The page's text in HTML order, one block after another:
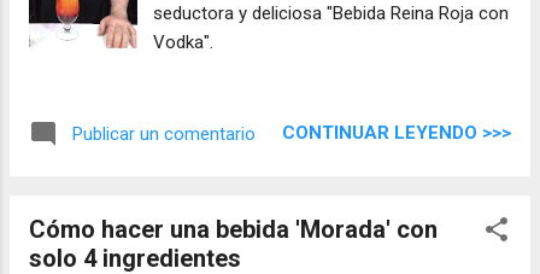
seductora y deliciosa "Bebida Reina Roja con
Vodka".
Publicar un comentario CONTINUAR LEYENDO >>>
Cómo hacer una bebida 'Morada' con
solo 4 ingredientes